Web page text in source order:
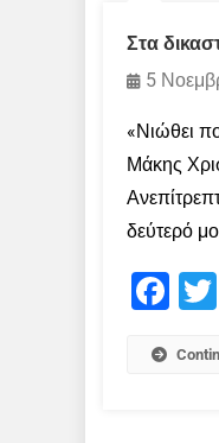
Στα
5
«Νιώθει
Μάκης
δεύτερό